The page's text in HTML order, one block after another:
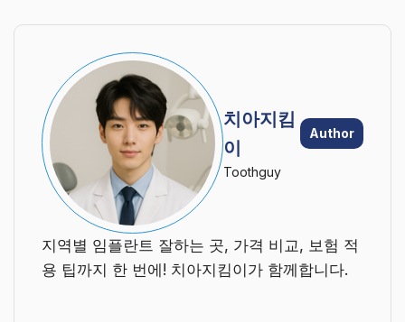
치아지킴
이
Author
Toothguy
지역별 임플란트 잘하는 곳, 가격 비교, 보험 적
용 팁까지 한 번에! 치아지킴이가 함께합니다.